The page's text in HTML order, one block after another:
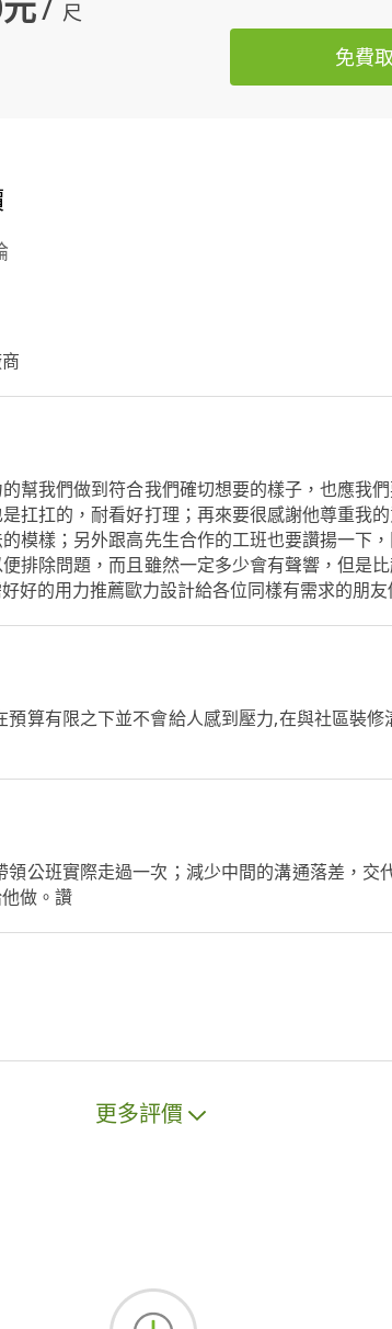
尺
免費
幫我們做到符合我們確切想要的樣子，也應我
扛扛的，耐看好打理；再來要很感謝他尊重我
模樣；另外跟高先生合作的工班也要讚揚一下
排除問題，而且雖然一定多少會有聲響，但是
好的用力推薦歐力設計給各位同樣有需求的朋
算有限之下並不會給人感到壓力,在與社區裝
公班實際走過一次；減少中間的溝通落差，交
做。讚
更多評價